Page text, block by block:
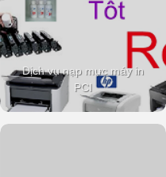
Dịch vụ nạp mực máy in
PCI